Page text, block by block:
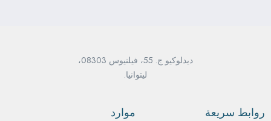
ديدلوكيو ج. 55، فيلنيوس 08303،
ليتوانيا.
روابط سريعة موارد